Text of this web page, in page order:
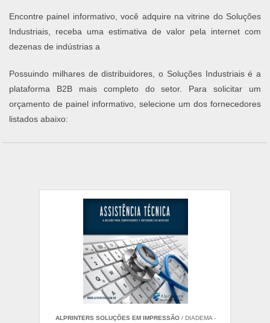
Encontre painel informativo, você adquire na vitrine do Soluções
Industriais, receba uma estimativa de valor pela internet com
dezenas de indústrias a
Possuindo milhares de distribuidores, o Soluções Industriais é a
plataforma B2B mais completo do setor. Para solicitar um
orçamento de painel informativo, selecione um dos fornecedores
listados abaixo:
ALPRINTERS SOLUÇÕES EM IMPRESSÃO / DIADEMA -